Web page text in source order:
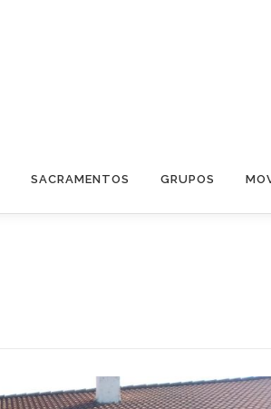
SACRAMENTOS GRUPOS